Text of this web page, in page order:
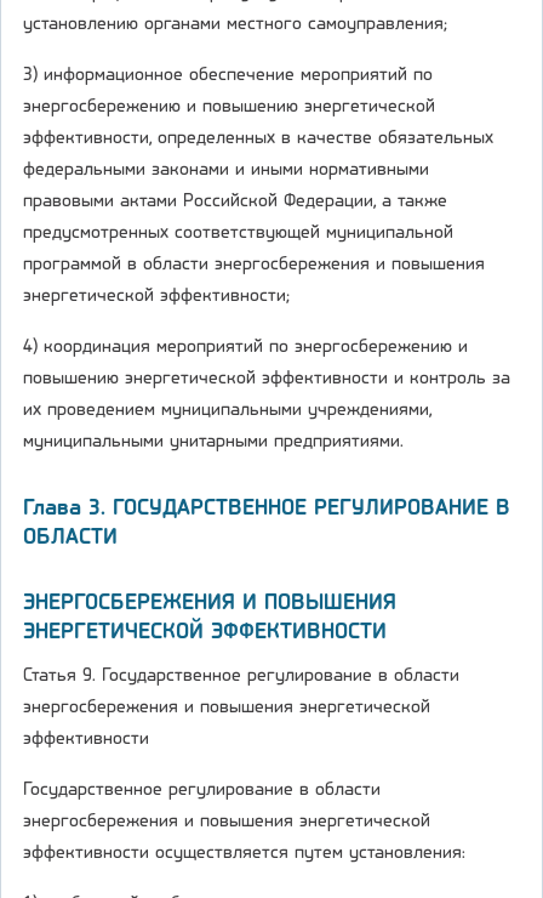
установлению органами местного самоуправления;
3) информационное обеспечение мероприятий по
энергосбережению и повышению энергетической
эффективности, определенных в качестве обязательных
федеральными законами и иными нормативными
правовыми актами Российской Федерации, а также
предусмотренных соответствующей муниципальной
программой в области энергосбережения и повышения
энергетической эффективности;
4) координация мероприятий по энергосбережению и
повышению энергетической эффективности и контроль за
их проведением муниципальными учреждениями,
муниципальными унитарными предприятиями.
Глава 3. ГОСУДАРСТВЕННОЕ РЕГУЛИРОВАНИЕ В
ОБЛАСТИ
ЭНЕРГОСБЕРЕЖЕНИЯ И ПОВЫШЕНИЯ
ЭНЕРГЕТИЧЕСКОЙ ЭФФЕКТИВНОСТИ
Статья 9. Государственное регулирование в области
энергосбережения и повышения энергетической
эффективности
Государственное регулирование в области
энергосбережения и повышения энергетической
эффективности осуществляется путем установления: